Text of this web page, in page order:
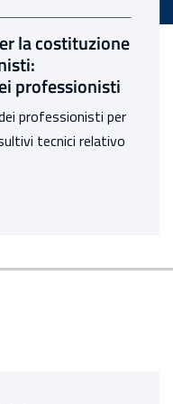
di un elenco di
per l’anno
comunicati gli
imponibile per
industria.